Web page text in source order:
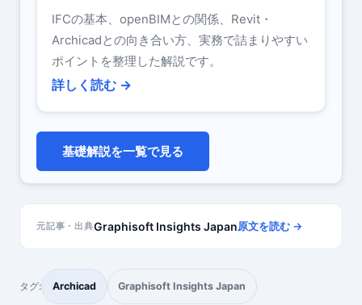
IFCの基本、openBIMとの関係、Revit・
Archicadとの向き合い方、実務で詰まりやすい
ポイントを整理した解説です。
詳しく読む →
基礎解説を一覧で見る
元記事・出典Graphisoft Insights Japan原文を読む →
タグ: Archicad Graphisoft Insights Japan